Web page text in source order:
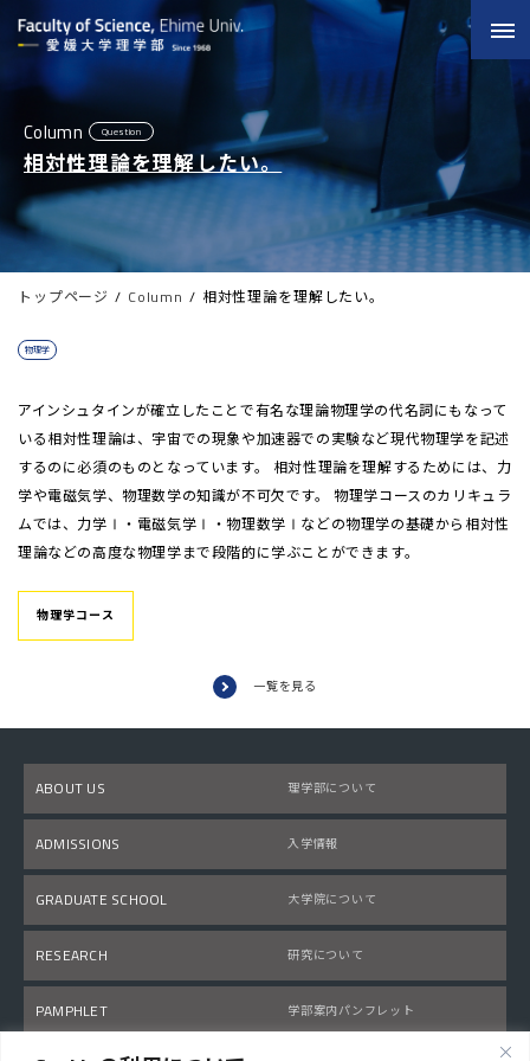
Column Question
相対性理論を理解したい。
トップページ Column 相対性理論を理解したい。
物理学
アインシュタインが確立したことで有名な理論物理学の代名詞にもなって
いる相対性理論は、宇宙での現象や加速器での実験など現代物理学を記述
するのに必須のものとなっています。 相対性理論を理解するためには、力
学や電磁気学、物理数学の知識が不可欠です。 物理学コースのカリキュラ
ムでは、力学Ⅰ・電磁気学Ⅰ・物理数学Ⅰなどの物理学の基礎から相対性
理論などの高度な物理学まで段階的に学ぶことができます。
物理学コース
一覧を見る
ABOUT US 理学部について
ADMISSIONS 入学情報
GRADUATE SCHOOL 大学院について
RESEARCH 研究について
PAMPHLET 学部案内パンフレット